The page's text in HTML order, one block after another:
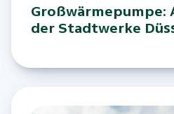
Großwärmepumpe:
der Stadtwerke